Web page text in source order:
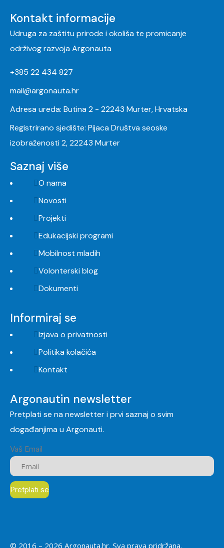
Kontakt informacije
Udruga za zaštitu prirode i okoliša te promicanje
održivog razvoja Argonauta
+385 22 434 827
mail@argonauta.hr
Adresa ureda: Butina 2 - 22243 Murter, Hrvatska
Registrirano sjedište: Pijaca Društva seoske
izobraženosti 2, 22243 Murter
Saznaj više
O nama
Novosti
Projekti
Edukacijski programi
Mobilnost mladih
Volonterski blog
Dokumenti
Informiraj se
Izjava o privatnosti
Politika kolačića
Kontakt
Argonautin newsletter
Pretplati se na newsletter i prvi saznaj o svim
događanjima u Argonauti.
Vaš Email
© 2016 – 2026 Argonauta.hr. Sva prava pridržana.